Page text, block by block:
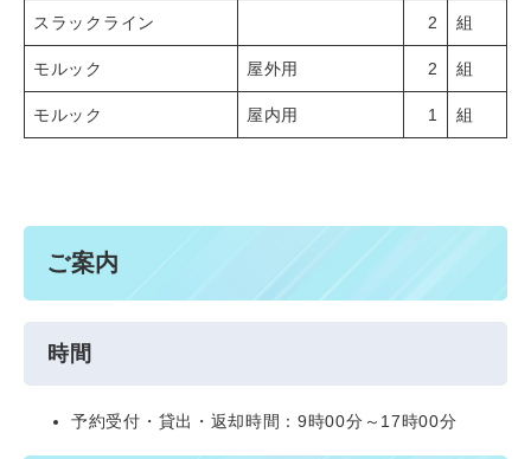
スラックライン 2 組
モルック 屋外用 2 組
モルック 屋内用 1 組
ご案内
時間
予約受付・貸出・返却時間：9時00分～17時00分